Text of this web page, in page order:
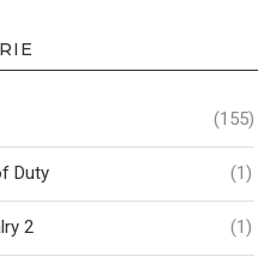
(155)
Duty (1)
2 (1)